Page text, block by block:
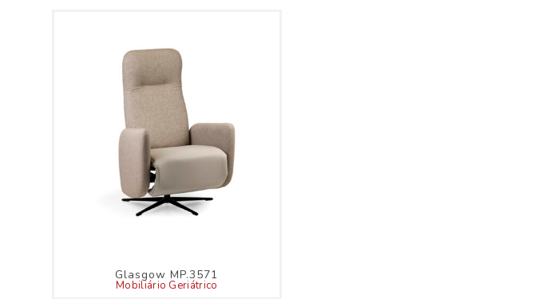
Glasgow MP.3571
Mobiliário Geriátrico